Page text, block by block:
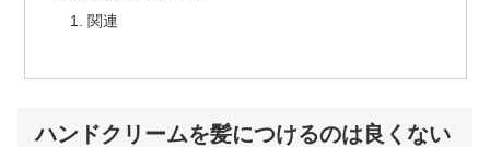
関連
ハンドクリームを髪につけるのは良くない